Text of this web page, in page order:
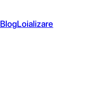
BlogLoializare